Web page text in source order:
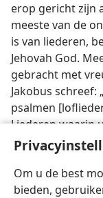
Om u de best
bieden,
erop gericht zijn
meeste van de
is van liederen,
Jehovah God.
gebracht met
Jakobus schreef:
psalmen
Liederen waarin
worden
KLAAGLIED;